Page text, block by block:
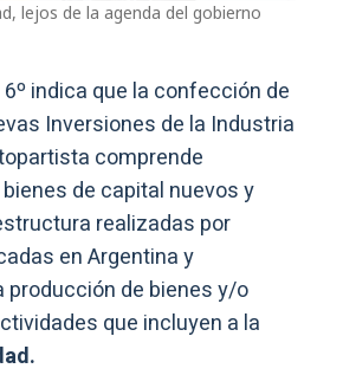
lejos de la agenda del gobierno
indica que la confección de
Inversiones de la Industria
comprende
de capital nuevos y
realizadas por
en Argentina y
producción de bienes y/o
que incluyen a la